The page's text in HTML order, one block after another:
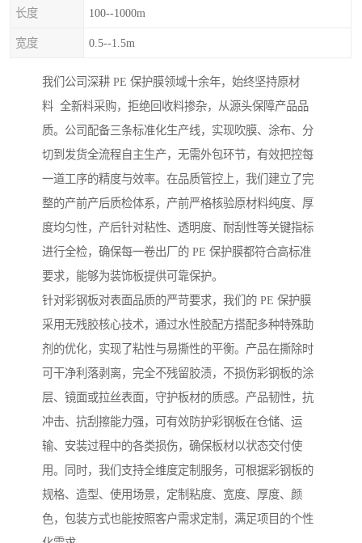
长度 100--1000m
宽度 0.5--1.5m
我们公司深耕 PE 保护膜领域十余年，始终坚持原材
料 全新料采购，拒绝回收料掺杂，从源头保障产品品
质。公司配备三条标准化生产线，实现吹膜、涂布、分
切到发货全流程自主生产，无需外包环节，有效把控每
一道工序的精度与效率。在品质管控上，我们建立了完
整的产前产后质检体系，产前严格核验原材料纯度、厚
度均匀性，产后针对粘性、透明度、耐刮性等关键指标
进行全检，确保每一卷出厂的 PE 保护膜都符合高标准
要求，能够为装饰板提供可靠保护。
针对彩钢板对表面品质的严苛要求，我们的 PE 保护膜
采用无残胶核心技术，通过水性胶配方搭配多种特殊助
剂的优化，实现了粘性与易撕性的平衡。产品在撕除时
可干净利落剥离，完全不残留胶渍，不损伤彩钢板的涂
层、镜面或拉丝表面，守护板材的质感。产品韧性，抗
冲击、抗刮擦能力强，可有效防护彩钢板在仓储、运
输、安装过程中的各类损伤，确保板材以状态交付使
用。同时，我们支持全维度定制服务，可根据彩钢板的
规格、造型、使用场景，定制粘度、宽度、厚度、颜
色，包装方式也能按照客户需求定制，满足项目的个性